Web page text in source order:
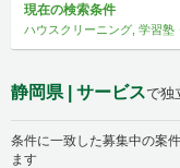
現在の検索条件
静岡県 | サービスで独
条件に一致した募集中の案
ます